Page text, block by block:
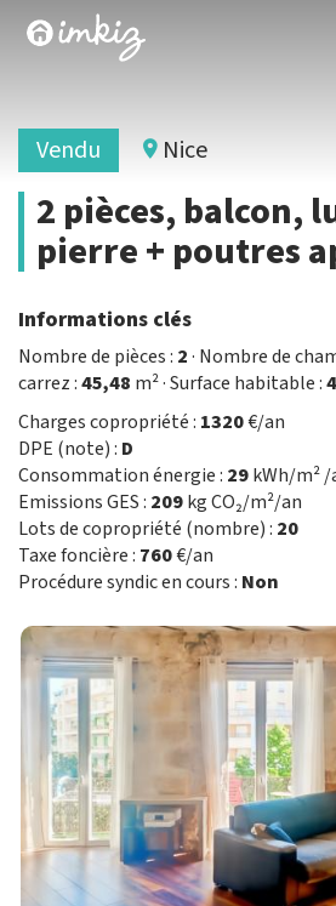
Vendu Nice
2 pièces, balcon,
pierre + poutres
Informations clés
Nombre de pièces : 2· Nombre de
carrez :45,48 m² · Surface habitable :
Charges copropriété : 1320€/an
DPE (note) : D
Consommation énergie : 29kWh/m² /
Emissions GES : 209kg CO₂/m²/an
Lots de copropriété (nombre) : 20
Taxe foncière : 760€/an
Procédure syndic en cours : Non